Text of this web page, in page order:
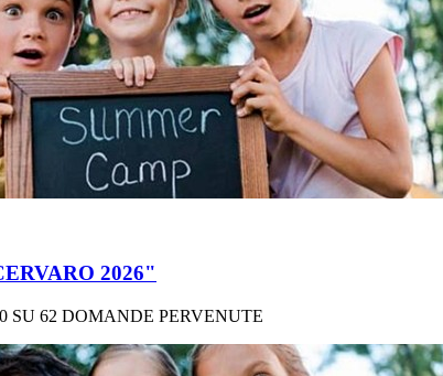
2026"
SU 62 DOMANDE PERVENUTE